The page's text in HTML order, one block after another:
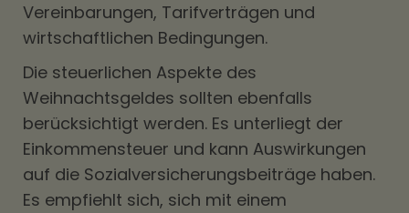
Vereinbarungen, Tarifverträgen und
wirtschaftlichen Bedingungen.
Die steuerlichen Aspekte des
Weihnachtsgeldes sollten ebenfalls
berücksichtigt werden. Es unterliegt der
Einkommensteuer und kann Auswirkungen
auf die Sozialversicherungsbeiträge haben.
Es empfiehlt sich, sich mit einem